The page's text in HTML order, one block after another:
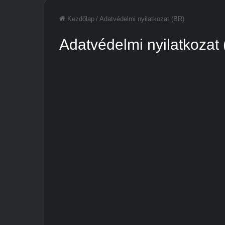
Kezdőlap / Adatvédelmi nyilatkozat (BR)
Adatvédelmi nyilatkozat